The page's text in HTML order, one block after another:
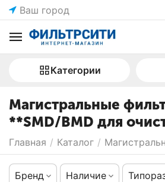
Ваш город
Категории
Магистральные
**SMD/BMD для
Главная / Каталог /
Бренд Наличие